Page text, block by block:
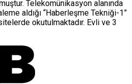
Telekomünikasyon alanında
aldığı “Haberleşme Tekniği-1”
okutulmaktadır. Evli ve 3